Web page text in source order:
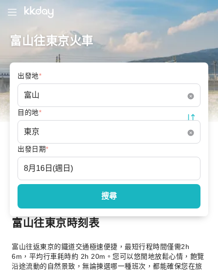
富山往東京火車
出發地*
目的地*
出發日期*
搜尋
富山往東京時刻表
富山往返東京的鐵道交通極速便捷，最短行程時間僅需2h
6m，平均行車耗時約 2h 20m。您可以悠閒地放鬆心情，飽覽
沿途流動的自然景致，無論揀選哪一種班次，都能確保您在旅